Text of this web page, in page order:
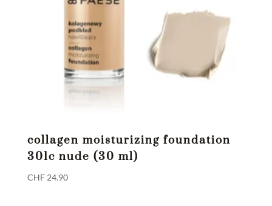
collagen moisturizing foundation
301c nude (30 ml)
CHF24.90